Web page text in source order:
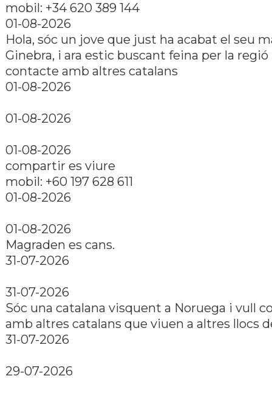
mobil: +34 620 389 144
01-08-2026
Hola, sóc un jove que just ha acabat el seu
Ginebra, i ara estic buscant feina per la
contacte amb altres catalans
01-08-2026
01-08-2026
01-08-2026
compartir es viure
mobil: +60 197 628 611
01-08-2026
01-08-2026
Magraden es cans.
31-07-2026
31-07-2026
Sóc una catalana visquent a Noruega i vull
amb altres catalans que viuen a altres llocs
31-07-2026
29-07-2026